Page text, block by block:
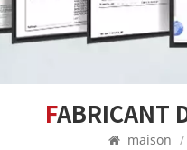
FABRICANT
maison /